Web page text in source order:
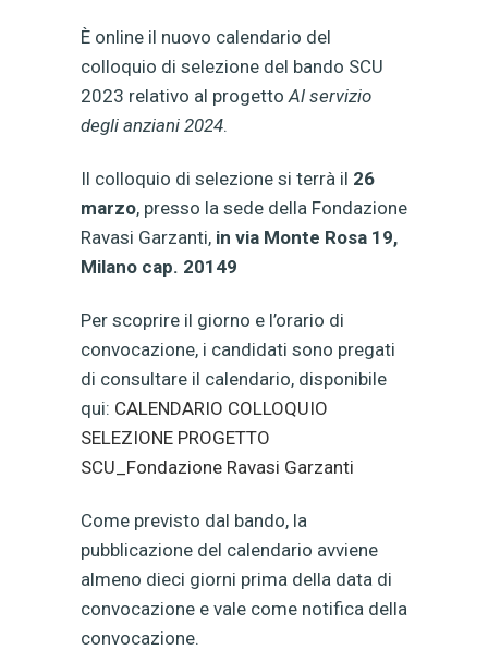
È online il nuovo calendario del
colloquio di selezione del bando SCU
2023 relativo al progettoAl servizio
degli anziani 2024.
Il colloquio di selezione si terrà il 26
marzo, presso la sede della Fondazione
Ravasi Garzanti, in via Monte Rosa 19,
Milano cap. 20149
Per scoprire il giorno e l’orario di
convocazione, i candidati sono pregati
di consultare il calendario, disponibile
qui: CALENDARIO COLLOQUIO
SELEZIONE PROGETTO
SCU_Fondazione Ravasi Garzanti
Come previsto dal bando, la
pubblicazione del calendario avviene
almeno dieci giorni prima della data di
convocazione e vale come notifica della
convocazione.